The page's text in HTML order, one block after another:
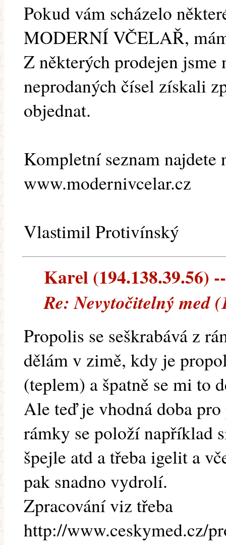
Pokud vám scházelo
MODERNÍ VČELAŘ,
Z některých prodejen jsme
neprodaných čísel získali
objednat.
Kompletní seznam najdete
www.modernivcelar.cz
Vlastimil Protivínský
Karel (194.138.39.56)
Re: Nevytočitelný med
Propolis se seškrabává z
dělám v zimě, kdy je
(teplem) a špatně se mi to
Ale teď je vhodná doba
rámky se položí například
špejle atd a třeba igelit a
pak snadno vydrolí.
Zpracování viz třeba
http://www.ceskymed.cz/